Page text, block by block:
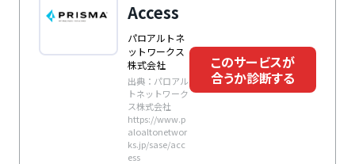
Access
パロアルトネ
ットワークス
株式会社
出典：パロアル
トネットワーク
ス株式会社
https://www.p
aloaltonetwor
ks.jp/sase/acc
ess
このサービスが
合うか診断する